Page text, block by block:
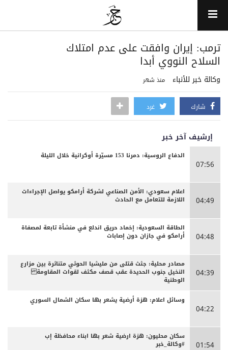
ترمب: إيران وافقت على عدم امتلاك
السلاح النووي أبدا
وكالة خبر للأنباء منذ شهر
شارك غرد
إرشيف آخر خبر
07:56
الدفاع الروسية: دمرنا 153 مسيّرة أوكرانية خلال الليلة
04:49
اعلام سعودي: الأمن الصناعي لشركة أرامكو يواصل الإجراءات
اللازمة للتعامل مع الحادث
04:48
الطاقة السعودية: إخماد حريق اندلع في منشأة تابعة لمصفاة
أرامكو في جازان دون إصابات
04:39
مصادر محلية: جثث قتلى من مليشيا الحوثي متناثرة بين مزارع
النخيل جنوب الحديدة عقب قصف مكثف لقوات المقاومة
الوطنية
04:22
وسائل اعلام: هزة أرضية يشعر بها سكان الشمال السوري
01:54
سكان محليون: هزة ارضية شعر بها ابناء محافظة إب
#وكالة_خبر